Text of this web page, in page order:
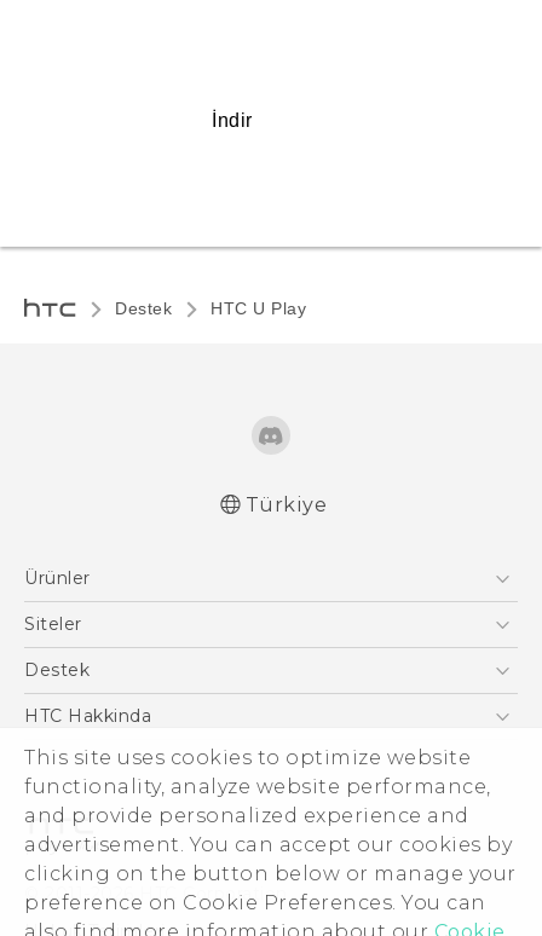
This site uses cookies to optimize website
functionality, analyze website performance,
and provide personalized experience and
advertisement. You can accept our cookies by
clicking on the button below or manage your
preference on Cookie Preferences. You can
İndir
Destek HTC U Play‎
English - User manual
Türkiye
Ürünler
Akıllı Telefonlar
VIVE
Siteler
HTC Dev
Destek
Destek Merkezi
HTC Hakkinda
ESG
Yatırımcı (İNGİLİZCE)
Gizlilik Politikası
Ürün Güvenliği
Cookie Preferences
© 2011-2026 HTC Corporation